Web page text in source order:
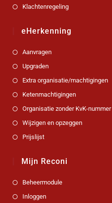
Klachtenregeling
eHerkenning
Aanvragen
Upgraden
Extra organisatie/machtigingen
Ketenmachtigingen
Organisatie zonder KvK-nummer
Wijzigen en opzeggen
Prijslijst
Mijn Reconi
Beheermodule
Inloggen